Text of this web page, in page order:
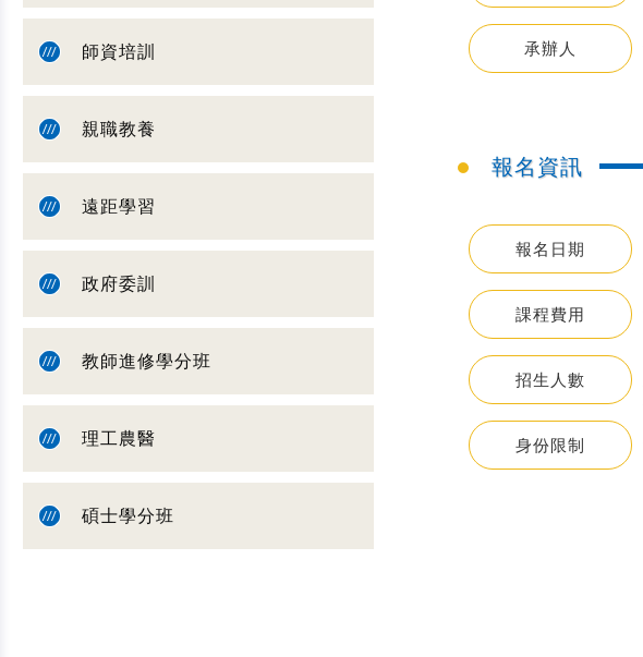
師資培訓
親職教養
遠距學習
政府委訓
教師進修學分班
理工農醫
碩士學分班
承辦人
報名資訊
報名日期
課程費用
招生人數
身份限制